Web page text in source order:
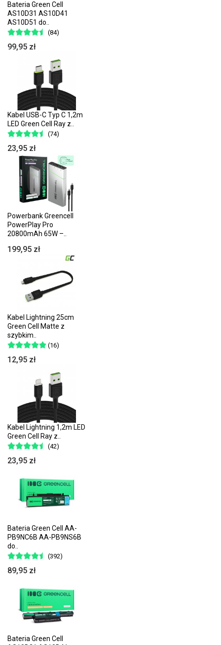
Bateria Green Cell
AS10D31 AS10D41
AS10D51 do..
(84)
99,95 zł
Kabel USB-C Typ C 1,2m
LED Green Cell Ray z..
(74)
23,95 zł
Powerbank Greencell
PowerPlay Pro
20800mAh 65W –..
199,95 zł
Kabel Lightning 25cm
Green Cell Matte z
szybkim..
(16)
12,95 zł
Kabel Lightning 1,2m LED
Green Cell Ray z..
(42)
23,95 zł
Bateria Green Cell AA-
PB9NC6B AA-PB9NS6B
do..
(392)
89,95 zł
Bateria Green Cell